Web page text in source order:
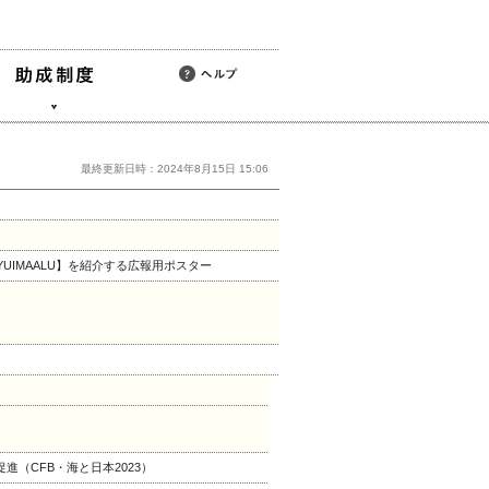
最終更新日時：2024年8月15日 15:06
】を紹介する広報用ポスター
（CFB・海と日本2023）